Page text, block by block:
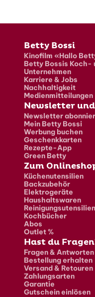
Fusszeile
Betty Bossi
Kinofilm «Hallo
Betty Bossis Koch-
Unternehmen
Karriere & Jobs
Nachhaltigkeit
Medienmitteilungen
Newsletter
Newsletter
Mein Betty Bossi
Werbung buchen
Geschenkkarten
Rezepte-App
Green Betty
Zum
Küchenutensilien
Backzubehör
Elektrogeräte
Haushaltswaren
Reinigungsutensilien
Kochbücher
Abos
Outlet %
Hast du
Fragen & Antworten
Bestellung erhalten
Versand & Retouren
Zahlungsarten
Garantie
Gutschein einlösen